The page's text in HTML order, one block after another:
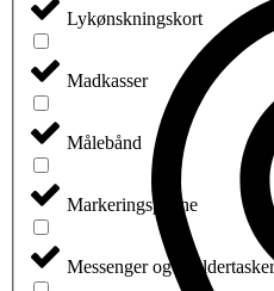
Lykønskningskort
Madkasser
Målebånd
Markeringspenne
Messenger og skuldertasker